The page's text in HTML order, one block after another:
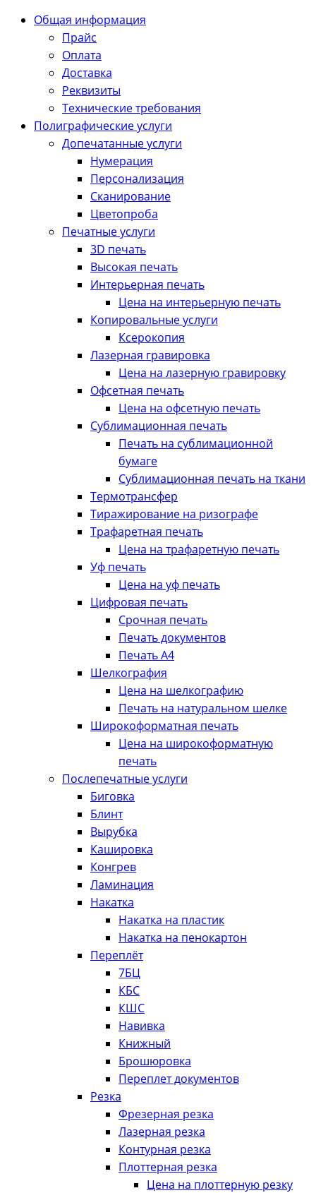
Общая информация
Прайс
Оплата
Доставка
Реквизиты
Технические требования
Полиграфические услуги
Допечатанные услуги
Нумерация
Персонализация
Сканирование
Цветопроба
Печатные услуги
3D печать
Высокая печать
Интерьерная печать
Цена на интерьерную печать
Копировальные услуги
Ксерокопия
Лазерная гравировка
Цена на лазерную гравировку
Офсетная печать
Цена на офсетную печать
Сублимационная печать
Печать на сублимационной
бумаге
Сублимационная печать на ткани
Термотрансфер
Тиражирование на ризографе
Трафаретная печать
Цена на трафаретную печать
Уф печать
Цена на уф печать
Цифровая печать
Срочная печать
Печать документов
Печать А4
Шелкография
Цена на шелкографию
Печать на натуральном шелке
Широкоформатная печать
Цена на широкоформатную
печать
Послепечатные услуги
Биговка
Блинт
Вырубка
Кашировка
Конгрев
Ламинация
Накатка
Накатка на пластик
Накатка на пенокартон
Переплёт
7БЦ
КБС
КШС
Навивка
Книжный
Брошюровка
Переплет документов
Резка
Фрезерная резка
Лазерная резка
Контурная резка
Плоттерная резка
Цена на плоттерную резку